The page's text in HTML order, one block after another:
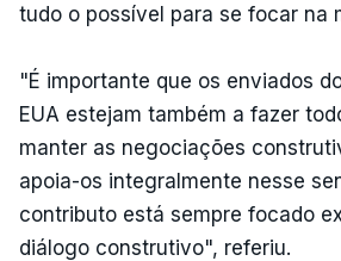
tudo o possível para se focar na
"É importante que os enviados
EUA estejam também a fazer
manter as negociações
apoia-os integralmente nesse
contributo está sempre focado
diálogo construtivo", referiu.